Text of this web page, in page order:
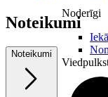
Noderīgi
Noteikumi
Noteikumi